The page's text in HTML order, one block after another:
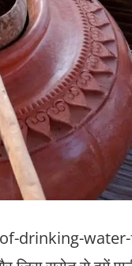
drinking-